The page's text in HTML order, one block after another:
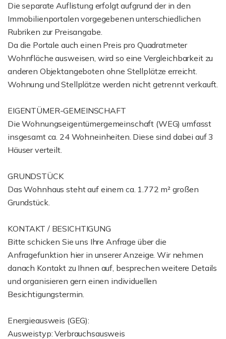
Die separate Auflistung erfolgt aufgrund der in den
Immobilienportalen vorgegebenen unterschiedlichen
Rubriken zur Preisangabe.
Da die Portale auch einen Preis pro Quadratmeter
Wohnfläche ausweisen, wird so eine Vergleichbarkeit zu
anderen Objektangeboten ohne Stellplätze erreicht.
Wohnung und Stellplätze werden nicht getrennt verkauft.
EIGENTÜMER-GEMEINSCHAFT
Die Wohnungseigentümergemeinschaft (WEG) umfasst
insgesamt ca. 24 Wohneinheiten. Diese sind dabei auf 3
Häuser verteilt.
GRUNDSTÜCK
Das Wohnhaus steht auf einem ca. 1.772 m² großen
Grundstück.
KONTAKT / BESICHTIGUNG
Bitte schicken Sie uns Ihre Anfrage über die
Anfragefunktion hier in unserer Anzeige. Wir nehmen
danach Kontakt zu Ihnen auf, besprechen weitere Details
und organisieren gern einen individuellen
Besichtigungstermin.
Energieausweis (GEG):
Ausweistyp: Verbrauchsausweis